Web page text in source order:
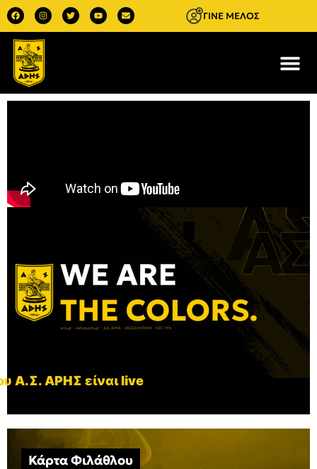
ΓΙΝΕ ΜΕΛΟΣ
Α.Σ. ΑΡΗΣ είναι live
Κάρτα Φιλάθλου